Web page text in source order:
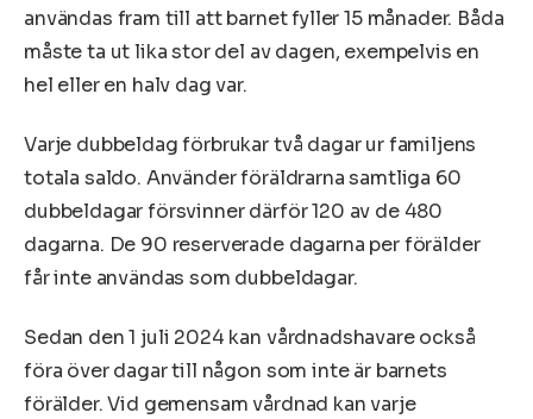
användas fram till att barnet fyller 15 månader. Båda
måste ta ut lika stor del av dagen, exempelvis en
hel eller en halv dag var.
Varje dubbeldag förbrukar två dagar ur familjens
totala saldo. Använder föräldrarna samtliga 60
dubbeldagar försvinner därför 120 av de 480
dagarna. De 90 reserverade dagarna per förälder
får inte användas som dubbeldagar.
Sedan den 1 juli 2024 kan vårdnadshavare också
föra över dagar till någon som inte är barnets
förälder. Vid gemensam vårdnad kan varje